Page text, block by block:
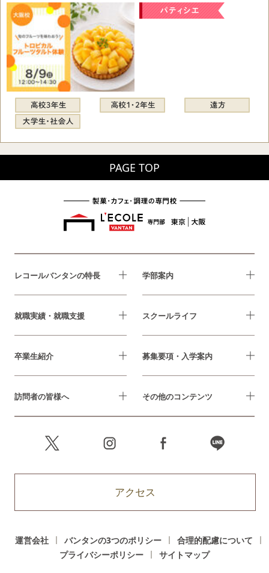
PAGE TOP
レコールバンタンの特長 学部案内
就職実績・就職支援 スクールライフ
卒業生紹介 募集要項・入学案内
訪問者の皆様へ その他のコンテンツ
アクセス
運営会社 バンタンの3つのポリシー
合理的配慮について
プライバシーポリシー
サイトマップ